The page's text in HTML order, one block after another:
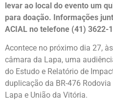
levar ao local do evento um
para doação. Informações
ACIAL no telefone (41) 3622-
Acontece no próximo dia 27,
câmara da Lapa, uma
do Estudo e Relatório de
duplicação da BR-476
Lapa e União da Vitória.